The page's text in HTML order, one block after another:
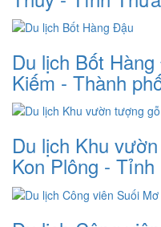
Du lịch Bốt
Kiếm - Thành
Du lịch Khu
Kon Plông - Tỉnh